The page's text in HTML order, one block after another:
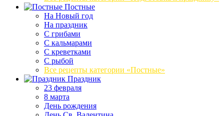
Постные
На Новый год
На праздник
С грибами
С кальмарами
С креветками
С рыбой
Все рецепты категории «Постные»
Праздник
23 февраля
8 марта
День рождения